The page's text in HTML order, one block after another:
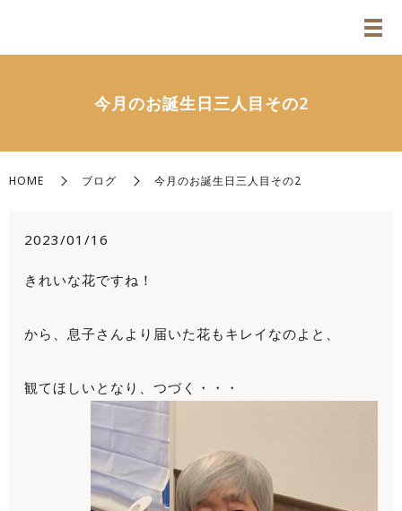
今月のお誕生日三人目その2
HOME ブログ 今月のお誕生日三人目その2
2023/01/16
きれいな花ですね！
から、息子さんより届いた花もキレイなのよと、
観てほしいとなり、つづく・・・